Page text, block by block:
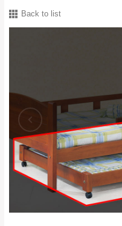
Back to list